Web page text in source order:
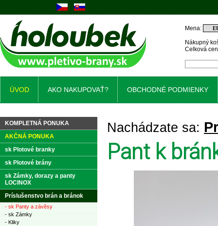
Nachádzate sa:
Pant k
KOMPLETNÁ PONUKA
AKČNÁ PONUKA
sk Plotové branky
sk Plotové brány
sk Zámky, dorazy a panty
LOCINOX
Príslušenstvo brán a bránok
- sk Panty a závěsy
- sk Zámky
- Kliky
Nákupný
Celková
Mena:
ÚVOD AKO NAKUPOVAŤ? OBCHODNÉ PODMIENKY